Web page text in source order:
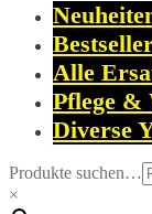
Alle
Pflege &
Diverse
Produkte suchen…
×